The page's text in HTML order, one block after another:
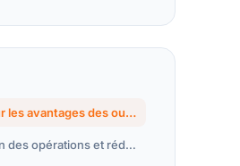
À retenir sur les avantages des outils IA pour les PME
Optimisation des opérations et réduction des coûts grâce à l’IA